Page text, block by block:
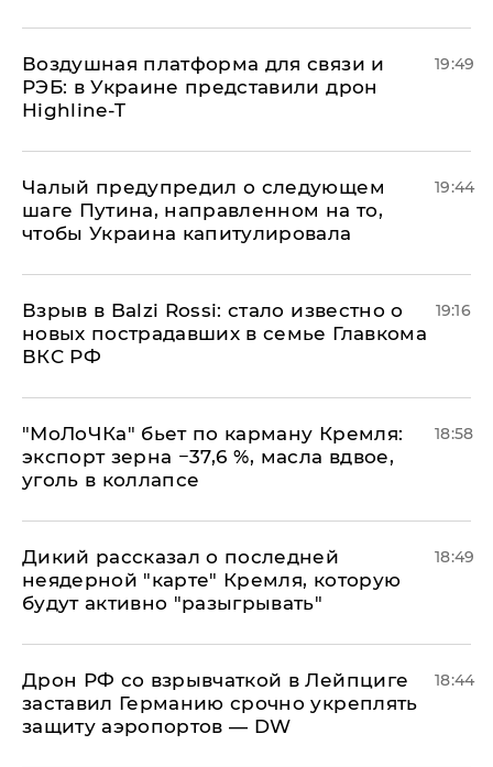
Воздушная платформа для связи и
РЭБ: в Украине представили дрон
Highline-T
19:49
Чалый предупредил о следующем
шаге Путина, направленном на то,
чтобы Украина капитулировала
19:44
Взрыв в Balzi Rossi: стало известно о
новых пострадавших в семье Главкома
ВКС РФ
19:16
​"МоЛоЧКа" бьет по карману Кремля:
экспорт зерна −37,6 %, масла вдвое,
уголь в коллапсе
18:58
Дикий рассказал о последней
неядерной "карте" Кремля, которую
будут активно "разыгрывать"
18:49
​Дрон РФ со взрывчаткой в Лейпциге
заставил Германию срочно укреплять
защиту аэропортов — DW
18:44